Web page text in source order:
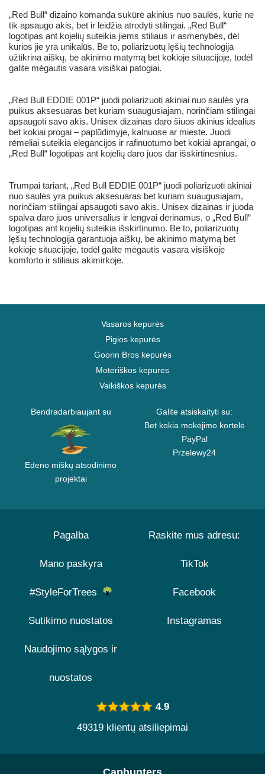
„Red Bull“ dizaino komanda sukūrė akinius nuo saulės, kurie ne
tik apsaugo akis, bet ir leidžia atrodyti stilingai. „Red Bull“
logotipas ant kojelių suteikia jiems stiliaus ir asmenybės, dėl
kurios jie yra unikalūs. Be to, poliarizuotų lęšių technologija
užtikrina aiškų, be akinimo matymą bet kokioje situacijoje, todėl
galite mėgautis vasara visiškai patogiai.
„Red Bull EDDIE 001P“ juodi poliarizuoti akiniai nuo saulės yra
puikus aksesuaras bet kuriam suaugusiajam, norinčiam stilingai
apsaugoti savo akis. Unisex dizainas daro šiuos akinius idealius
bet kokiai progai – paplūdimyje, kalnuose ar mieste. Juodi
rėmeliai suteikia elegancijos ir rafinuotumo bet kokiai aprangai, o
„Red Bull“ logotipas ant kojelių daro juos dar išskirtinesnius.
Trumpai tariant, „Red Bull EDDIE 001P“ juodi poliarizuoti akiniai
nuo saulės yra puikus aksesuaras bet kuriam suaugusiajam,
norinčiam stilingai apsaugoti savo akis. Unisex dizainas ir juoda
spalva daro juos universalius ir lengvai derinamus, o „Red Bull“
logotipas ant kojelių suteikia išskirtinumo. Be to, poliarizuotų
lęšių technologija garantuoja aiškų, be akinimo matymą bet
kokioje situacijoje, todėl galite mėgautis vasara visiškoje
komforto ir stiliaus akimirkoje.
Vasaros kepurės
Pigios kepurės
Goorin Bros kepurės
Moteriškos kepurės
Vaikiškos kepurės
Bendradarbiaujant su
Edeno miškų atsodinimo
projektai
Galite atsiskaityti su:
Bet kokia mokėjimo kortelė
PayPal
Przelewy24
Pagalba
Mano paskyra
#StyleForTrees
Sutikimo nuostatos
Naudojimo sąlygos ir
nuostatos
Raskite mus adresu:
TikTok
Facebook
Instagramas
4.9
49319 klientų atsiliepimai